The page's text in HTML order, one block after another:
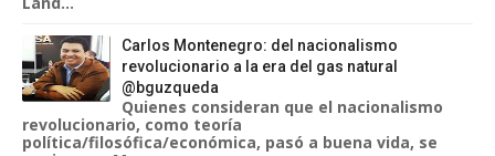
Carlos Montenegro: del nacionalismo
revolucionario a la era del gas natural
@bguzqueda
Quienes consideran que el nacionalismo
revolucionario, como teoría
política/filosófica/económica, pasó a buena vida, se